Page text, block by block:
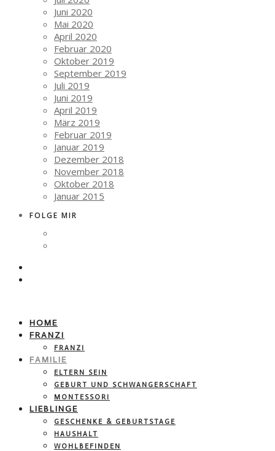
Juni 2020
Mai 2020
April 2020
Februar 2020
Oktober 2019
September 2019
Juli 2019
Juni 2019
April 2019
März 2019
Februar 2019
Januar 2019
Dezember 2018
November 2018
Oktober 2018
Januar 2015
FOLGE MIR
HOME
FRANZI
FRANZI
FAMILIE
ELTERN SEIN
GEBURT UND SCHWANGERSCHAFT
MONTESSORI
LIEBLINGE
GESCHENKE & GEBURTSTAGE
HAUSHALT
WOHLBEFINDEN